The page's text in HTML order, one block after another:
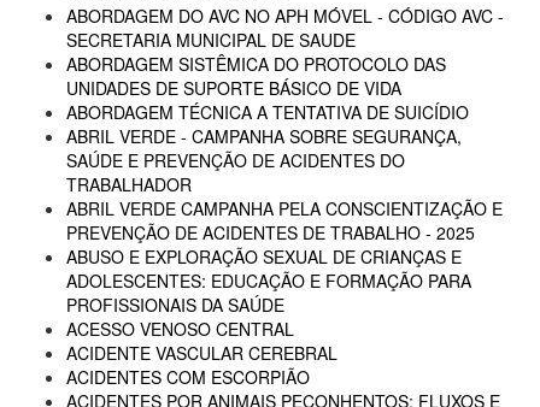
ABORDAGEM DO AVC NO APH MÓVEL - CÓDIGO AVC -
SECRETARIA MUNICIPAL DE SAUDE
ABORDAGEM SISTÊMICA DO PROTOCOLO DAS
UNIDADES DE SUPORTE BÁSICO DE VIDA
ABORDAGEM TÉCNICA A TENTATIVA DE SUICÍDIO
ABRIL VERDE - CAMPANHA SOBRE SEGURANÇA,
SAÚDE E PREVENÇÃO DE ACIDENTES DO
TRABALHADOR
ABRIL VERDE CAMPANHA PELA CONSCIENTIZAÇÃO E
PREVENÇÃO DE ACIDENTES DE TRABALHO - 2025
ABUSO E EXPLORAÇÃO SEXUAL DE CRIANÇAS E
ADOLESCENTES: EDUCAÇÃO E FORMAÇÃO PARA
PROFISSIONAIS DA SAÚDE
ACESSO VENOSO CENTRAL
ACIDENTE VASCULAR CEREBRAL
ACIDENTES COM ESCORPIÃO
ACIDENTES POR ANIMAIS PEÇONHENTOS: FLUXOS E